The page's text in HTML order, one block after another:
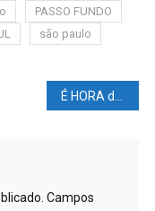
PASSO FUNDO
são paulo
Campos